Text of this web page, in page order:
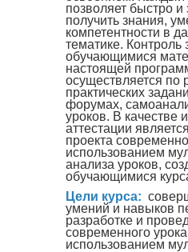
позволяет быстро
получить знания,
компетентности в
тематике. Контроль
обучающимися
настоящей
осуществляется по
практических
форумах,
уроков. В качестве
аттестации
проекта
использованием
анализа уроков,
обучающимися
Цели курса:
умений и навыков
разработке и
современного
использованием